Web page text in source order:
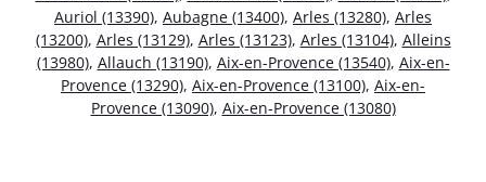
Auriol (13390), Aubagne (13400), Arles (13280), Arles
(13200), Arles (13129), Arles (13123), Arles (13104), Alleins
(13980), Allauch (13190), Aix-en-Provence (13540), Aix-en-
Provence (13290), Aix-en-Provence (13100), Aix-en-
Provence (13090), Aix-en-Provence (13080)